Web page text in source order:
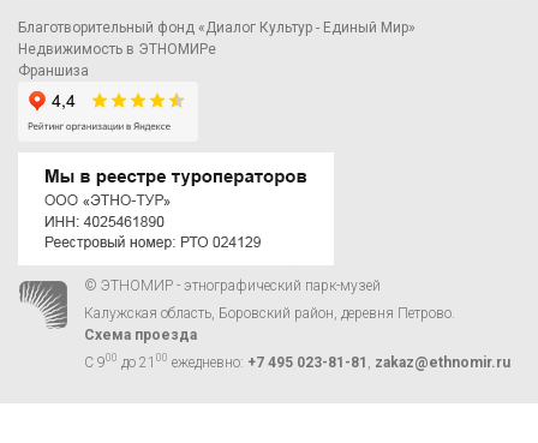
Благотворительный фонд «Диалог Культур - Единый Мир»
Недвижимость в ЭТНОМИРе
Франшиза
© ЭТНОМИР - этнографический парк-музей
Калужская область, Боровский район, деревня Петрово.
Схема проезда
С 900 до 21 00 ежедневно: +7 495 023-81-81 , zakaz@ethnomir.ru